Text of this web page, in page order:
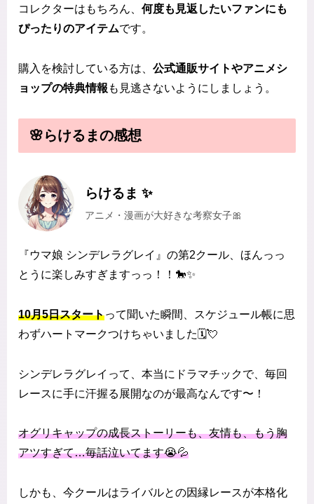
コレクターはもちろん、 何度も見返したいファンにも
ぴったりのアイテムです。
購入を検討している方は、 公式通販サイトやアニメシ
ョップの特典情報 も見逃さないようにしましょう。
🌸らけるまの感想
らけるま ✨
アニメ・漫画が大好きな考察女子🎀
『ウマ娘 シンデレラグレイ』の第2クール、ほんっっ
とうに楽しみすぎますっっ！！🐎✨
10月5日スタートって聞いた瞬間、スケジュール帳に思
わずハートマークつけちゃいました🗓💘
シンデレラグレイって、本当にドラマチックで、毎回
レースに手に汗握る展開なのが最高なんです〜！
オグリキャップの成長ストーリーも、友情も、もう胸
アツすぎて…毎話泣いてます😭💦
しかも、今クールはライバルとの因縁レースが本格化